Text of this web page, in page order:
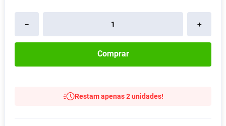
＋
－
Comprar
Restam apenas 2 unidades!